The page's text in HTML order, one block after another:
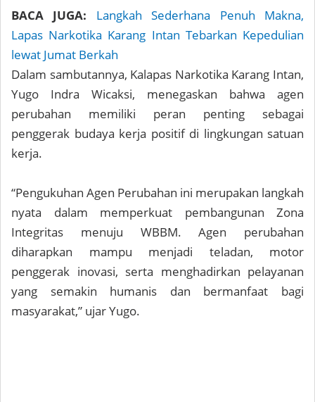
BACA JUGA:
Langkah Sederhana Penuh Makna,
Lapas Narkotika Karang Intan Tebarkan Kepedulian
lewat Jumat Berkah
Dalam sambutannya, Kalapas Narkotika Karang Intan,
Yugo Indra Wicaksi, menegaskan bahwa agen
perubahan memiliki peran penting sebagai
penggerak budaya kerja positif di lingkungan satuan
kerja.
“Pengukuhan Agen Perubahan ini merupakan langkah
nyata dalam memperkuat pembangunan Zona
Integritas menuju WBBM. Agen perubahan
diharapkan mampu menjadi teladan, motor
penggerak inovasi, serta menghadirkan pelayanan
yang semakin humanis dan bermanfaat bagi
masyarakat,” ujar Yugo.